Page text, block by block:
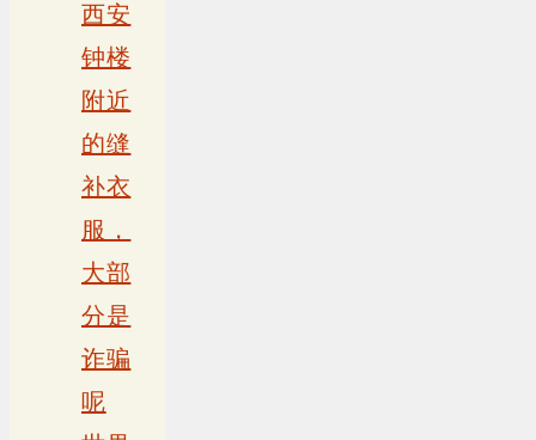
西安
钟楼
附近
的缝
补衣
服，
大部
分是
诈骗
呢